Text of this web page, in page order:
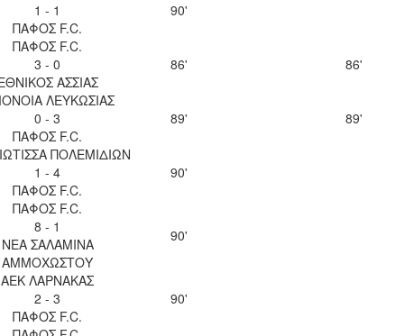
1 - 1
ΠΑΦΟΣ F.C.
90'
ΠΑΦΟΣ F.C.
3 - 0
ΑΣΣΙΑΣ
86'
86'
ΛΕΥΚΩΣΙΑΣ
0 - 3
ΠΑΦΟΣ F.C.
89'
89'
ΠΟΛΕΜΙΔΙΩΝ
1 - 4
ΠΑΦΟΣ F.C.
90'
ΠΑΦΟΣ F.C.
8 - 1
ΝΕΑ ΣΑΛΑΜΙΝΑ
ΑΜΜΟΧΩΣΤΟΥ
90'
ΑΕΚ ΛΑΡΝΑΚΑΣ
2 - 3
ΠΑΦΟΣ F.C.
90'